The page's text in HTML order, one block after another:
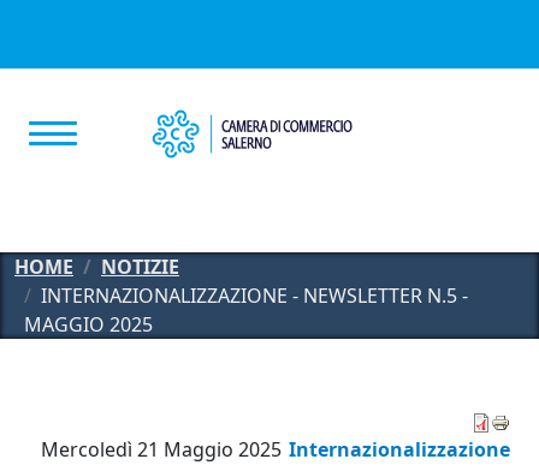
HOME
NOTIZIE
INTERNAZIONALIZZAZIONE - NEWSLETTER N.5 -
MAGGIO 2025
Internazionalizzazione
Mercoledì 21 Maggio 2025